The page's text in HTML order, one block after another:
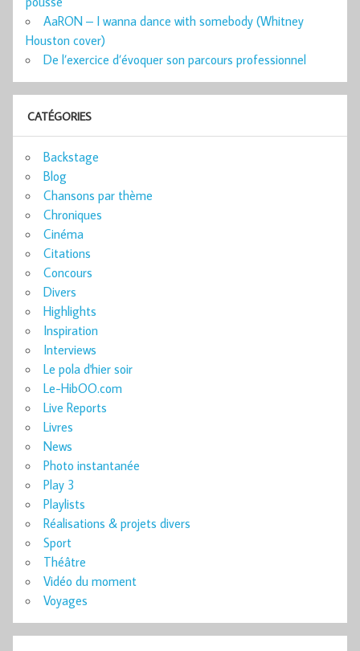
AaRON – I wanna dance with somebody (Whitney
Houston cover)
De l’exercice d’évoquer son parcours professionnel
CATÉGORIES
Backstage
Blog
Chansons par thème
Chroniques
Cinéma
Citations
Concours
Divers
Highlights
Inspiration
Interviews
Le pola d'hier soir
Le-HibOO.com
Live Reports
Livres
News
Photo instantanée
Play 3
Playlists
Réalisations & projets divers
Sport
Théâtre
Vidéo du moment
Voyages